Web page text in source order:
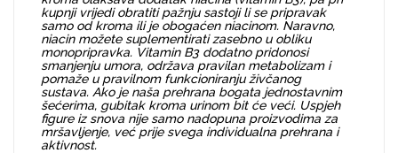
kupnji vrijedi obratiti pažnju sastoji li se pripravak
samo od kroma ili je obogaćen niacinom. Naravno,
niacin možete suplementirati zasebno u obliku
monopripravka. Vitamin B3 dodatno pridonosi
smanjenju umora, održava pravilan metabolizam i
pomaže u pravilnom funkcioniranju živčanog
sustava. Ako je naša prehrana bogata jednostavnim
šećerima, gubitak kroma urinom bit će veći. Uspjeh
figure iz snova nije samo nadopuna proizvodima za
mršavljenje, već prije svega individualna prehrana i
aktivnost.